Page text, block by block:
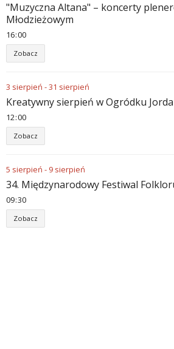
"Muzyczna Altana" – koncerty
Młodzieżowym
16:00
Zobacz
3 sierpień -31 sierpień
Kreatywny sierpień w Ogródku
12:00
Zobacz
5 sierpień - 9 sierpień
34. Międzynarodowy Festiwal
09:30
Zobacz